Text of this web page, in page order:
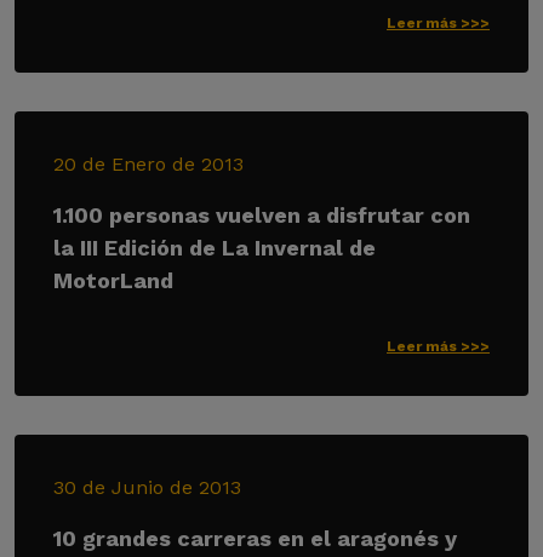
Leer más >>>
20 de Enero de 2013
1.100 personas vuelven a disfrutar con
la III Edición de La Invernal de
MotorLand
Leer más >>>
30 de Junio de 2013
10 grandes carreras en el aragonés y